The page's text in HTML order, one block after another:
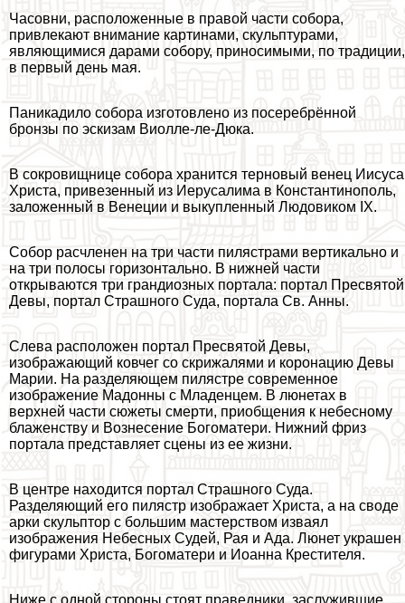
Часовни, расположенные в правой части собора,
привлекают внимание картинами, скульптурами,
являющимися дарами собору, приносимыми, по традиции,
в первый день мая.
Паникадило собора изготовлено из посеребрённой
бронзы по эскизам Виолле-ле-Дюка.
В сокровищнице собора хранится терновый венец Иисуса
Христа, привезенный из Иерусалима в Константинополь,
заложенный в Венеции и выкупленный Людовиком IX.
Собор расчлeнен на три части пилястрами вертикально и
на три полосы горизонтально. В нижней части
открываются три грандиозных портала: портал Пресвятой
Девы, портал Страшного Суда, портала Св. Анны.
Слева расположен портал Пресвятой Девы,
изображающий ковчег со скрижалями и коронацию Девы
Марии. На разделяющем пилястре современное
изображение Мадонны с Младенцем. В люнетах в
верхней части сюжеты cмepти, приобщения к небесному
блаженству и Вознесение Богоматери. Нижний фриз
портала представляет сцены из ее жизни.
В центре находится портал Страшного Суда.
Разделяющий его пилястр изображает Христа, а на своде
арки скульптор с большим мастерством изваял
изображения Небесных Судей, Рая и Ада. Люнет украшен
фигурами Христа, Богоматери и Иоанна Крестителя.
Ниже с одной стороны стоят праведники, заслужившие